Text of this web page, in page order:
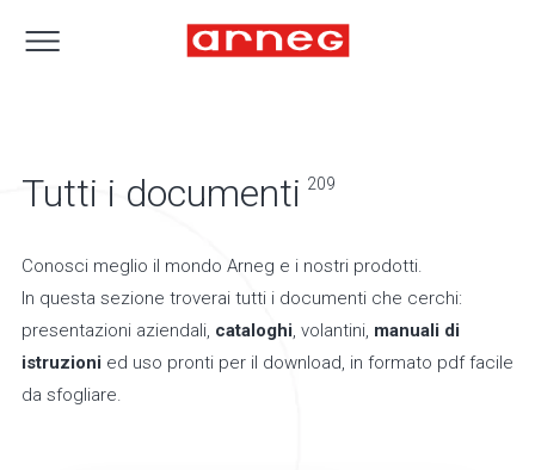
Tutti i documenti 209
Conosci meglio il mondo Arneg e i nostri prodotti.
In questa sezione troverai tutti i documenti che cerchi:
presentazioni aziendali, cataloghi, volantini, manuali di
istruzioni ed uso pronti per il download, in formato pdf facile
da sfogliare.